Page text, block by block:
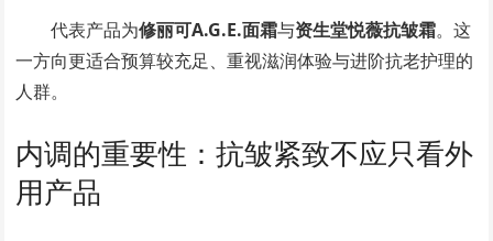
代表产品为修丽可A.G.E.面霜与资生堂悦薇抗皱霜。这
一方向更适合预算较充足、重视滋润体验与进阶抗老护理的
人群。
内调的重要性：抗皱紧致不应只看外
用产品